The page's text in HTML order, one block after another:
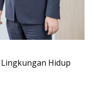
Hidup